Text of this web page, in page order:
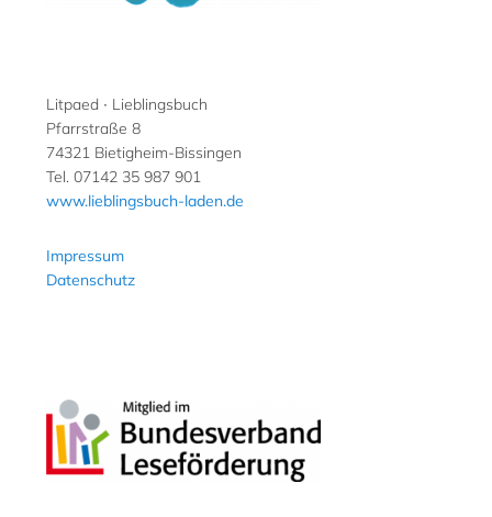
Litpaed ∙ Lieblingsbuch
Pfarrstraße 8
74321 Bietigheim-Bissingen
Tel. 07142 35 987 901
www.lieblingsbuch-laden.de
Impressum
Datenschutz